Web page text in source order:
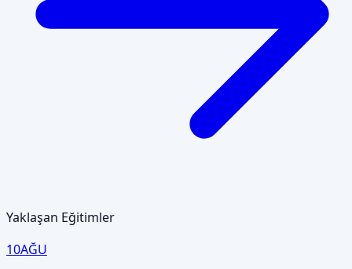
Yaklaşan Eğitimler
10AĞU